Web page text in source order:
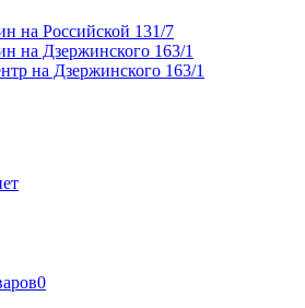
на Российской 131/7
на Дзержинского 163/1
на Дзержинского 163/1
0